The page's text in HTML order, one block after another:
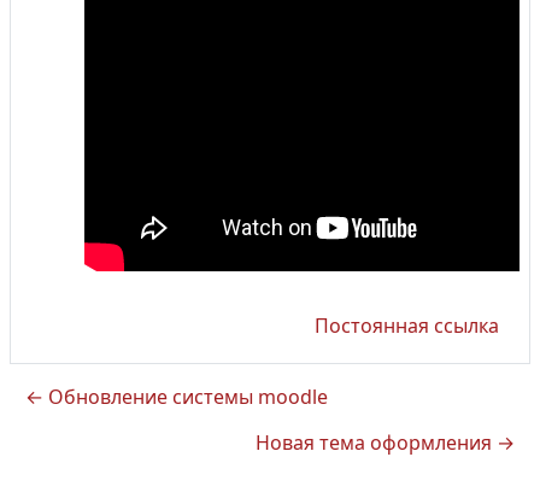
Постоянная ссылка
← Обновление системы moodle
Новая тема оформления →